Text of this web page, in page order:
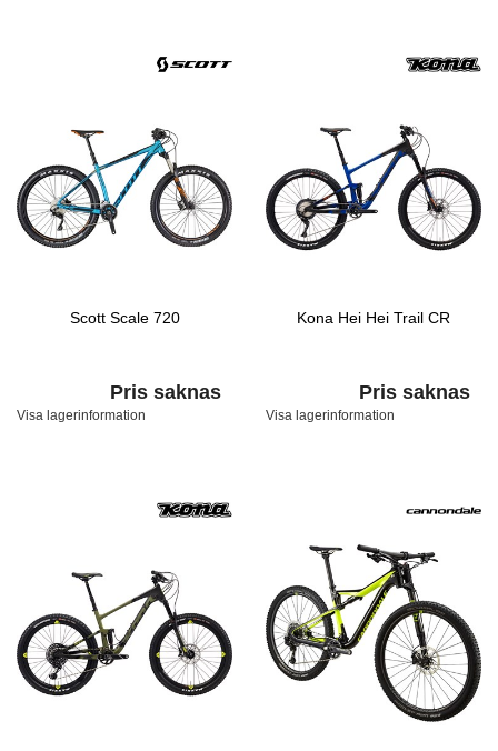
Scott Scale 720
Pris saknas
Visa lagerinformation
Kona Hei Hei Trail CR
Pris saknas
Visa lagerinformation